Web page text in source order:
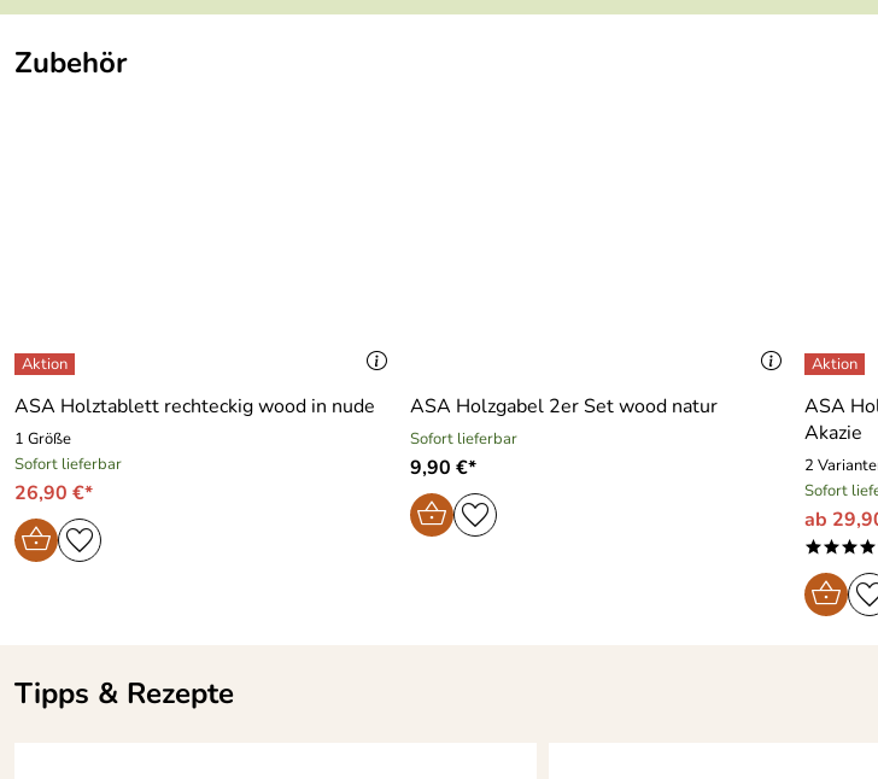
Zubehör
ASA Holztablett rechteckig wood in nude
1 Größe
Sofort lieferbar
26,90 €*
ASA Holzgabel 2er Set wood natur
Sofort lieferbar
9,90 €*
ASA
Akazie
2
Sofort
ab
Tipps & Rezepte